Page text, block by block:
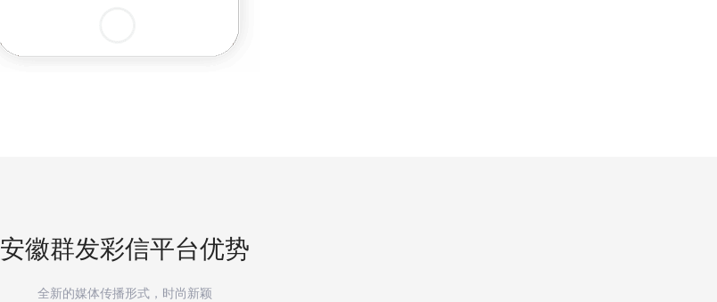
安徽群发彩信平台优势
全新的媒体传播形式，时尚新颖